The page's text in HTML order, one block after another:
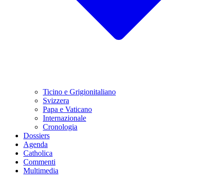
Ticino e Grigionitaliano
Svizzera
Papa e Vaticano
Internazionale
Cronologia
Dossiers
Agenda
Catholica
Commenti
Multimedia